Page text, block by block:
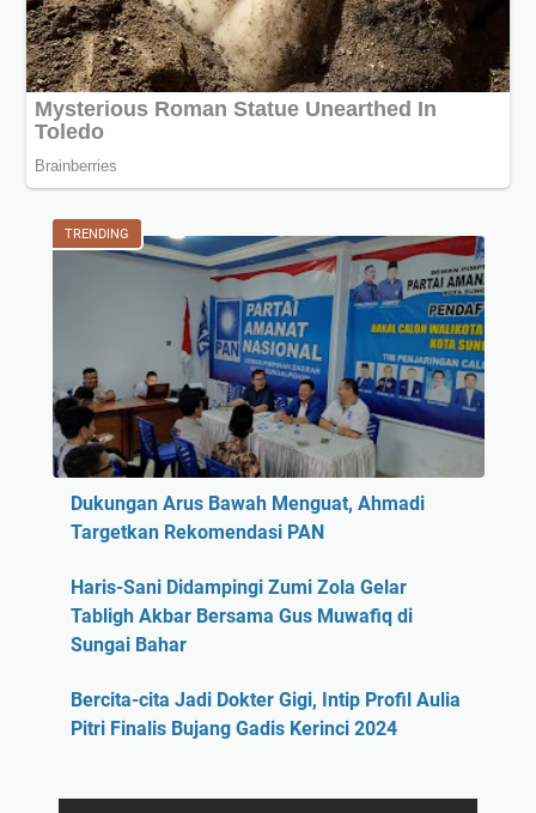
TRENDING
Dukungan Arus Bawah Menguat, Ahmadi
Targetkan Rekomendasi PAN
Haris-Sani Didampingi Zumi Zola Gelar
Tabligh Akbar Bersama Gus Muwafiq di
Sungai Bahar
Bercita-cita Jadi Dokter Gigi, Intip Profil Aulia
Pitri Finalis Bujang Gadis Kerinci 2024